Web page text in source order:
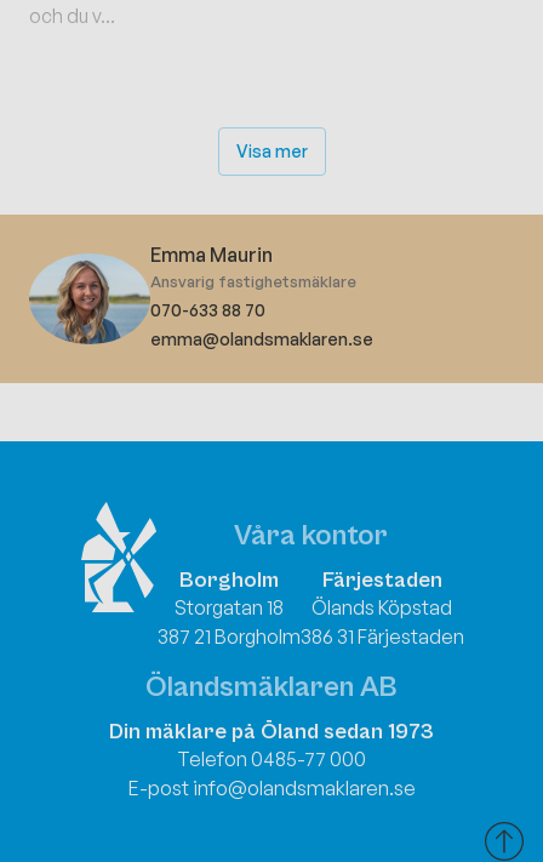
och du v...
Visa mer
Emma Maurin
Ansvarig fastighetsmäklare
070-633 88 70
emma@olandsmaklaren.se
Våra kontor
Borgholm
Storgatan 18
387 21 Borgholm
Färjestaden
Ölands Köpstad
386 31 Färjestaden
Ölandsmäklaren AB
Din mäklare på Öland sedan 1973
Telefon 0485-77 000
E-post info@olandsmaklaren.se